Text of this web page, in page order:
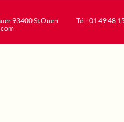
93400 St Ouen
Tél : 01 49 48